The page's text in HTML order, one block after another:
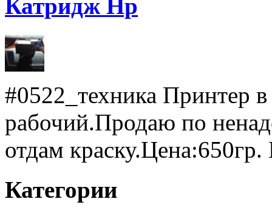
Катридж Hp
#0522_техника Принтер
рабочий.Продаю по
отдам краску.Цена:650гр.
Категории